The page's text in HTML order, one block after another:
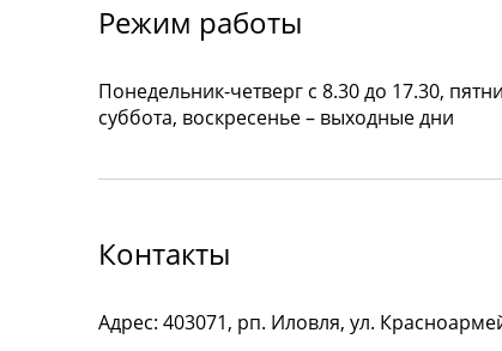
Режим работы
Понедельник-четверг с 8.30 до 17.30,
суббота, воскресенье – выходные дни
Контакты
Адрес: 403071, рп. Иловля, ул.